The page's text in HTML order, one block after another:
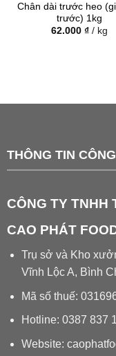
Chân dài trước heo
trước) 1kg
62.000 ₫/ kg
THÔNG TIN
CÔNG TY
CAO PHÁT
Trụ sở và Kho
Vĩnh Lộc A, Bình
Mã số thuế:
Hotline: 0387 837
Website: